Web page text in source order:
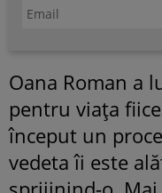
Oana Roman a
pentru viața
început un
vedeta îi este